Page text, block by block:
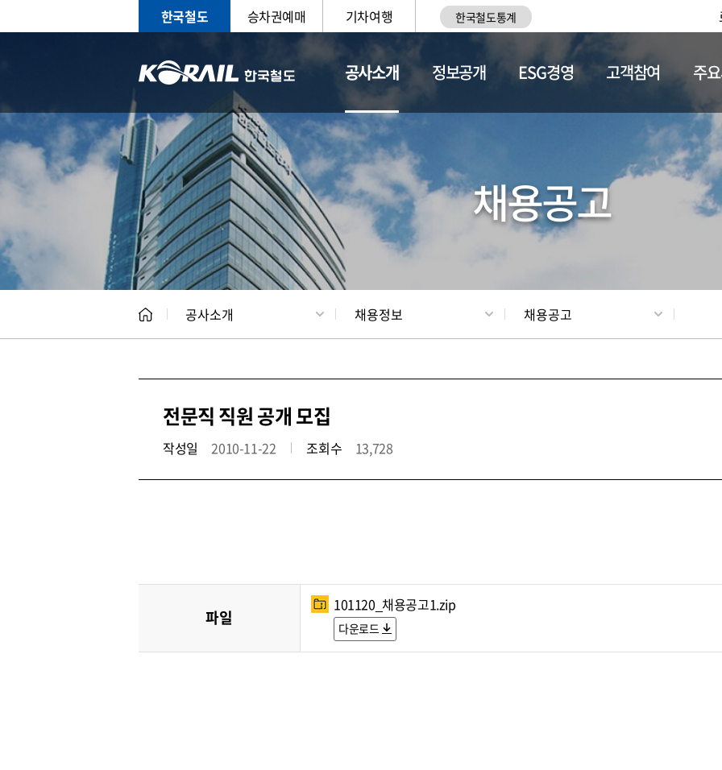
한국철도 승차권예매 기차여행 한국철도통계
공사소개
CEO 일반현황 채용정보
정보공개 ESG경영 고객참여 주
채용공고
공사소개 채용정보 채용공고
전문직 직원 공개 모집
작성일 2010-11-22 조회수 13,728
파일
101120_채용공고1.zip
다운로드